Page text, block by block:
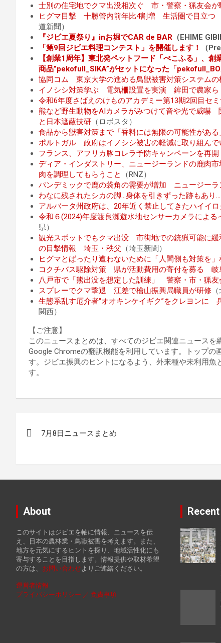
士別の住宅地でクマ出没相次ぐ 市・警察・猟友会が
ヒグマ目撃 十勝管内前年比4割増 生活圏で目立
道新聞）
『ジビエ夏祭り』inお堀でCAR de BAR （EHIME
「第9回ジビエ料理コンテスト」を開催します！
（
【創業1周年】東北発ペットフード「ぺこふる」、
商品”pekofull_SIKA”がセットになった「
協同コム 東京大学の進める鳥獣被害対策システムの
イノシシ対策学ぶ 電気柵設置を実演 鉾田で農家
令和6年度さばえのけものアカデミー第13期2回目セ
熊など野生動物をAIカメラがみつけて音や光で威
と日本遮蔽技研 （ロボスタ）
食品から獣害対策まで「香料には無限の可能性が
ポルトガル 政府はイノシシ被害の軽減に取り組んで
フランス、アフリカ豚コレラ予防キャンペーンを再開
ディア・インダストリー、ニュージーランドの鹿
肉を調理してもらうこと
（RNZ）
パンデミックで鹿の袋角の需要が増加 ニュージー
わなに残されたシカの脚…身体を引きずった跡もあ
アルバータ州政府は、20年近く禁止してきたハイイ
令和６(2024)年度渡良瀬遊水地センサーカメラによ
県）
観光スポットでもクマ出没 市街地での銃猟可能に
の目撃情報 埼玉・秩父 （埼玉新聞）
ヒグマとばったり遭わないために「人間側も対策を」
コクチバス駆除対策 県が活動費用の寄付を募る 岐
八戸市で「熊出没を想定した訓練」 警察・市・猟友
スプレーでクマ撃退 江差で檜山振興局職員が研修
生態系乱す厄介者“オオキンケイギク”をクレヨンに
関西）
【ご注意】
このニュースまとめは、すべてのジビエ関連ニュース
Google Chromeの翻訳機能を利用しています。トップ
す。ジビエ振興のヒントになるよう、外来種や未利用
す。
ナ
ビ
ゲ
ー
シ
ョ
ン
7月8日ニュースまとめ
About
このサイトはジビエを軸に情報、ニュースを伝
え、日本の農林業・鳥獣被害を考えます。また、
地方を元気にするヒントを探り、地域活性化にも
寄与することを目指します。情報提供や取材希望
の方は、 お問い合わせよりご連絡ください。
運営者情報
プライバシーポリシー ／ 免責事項